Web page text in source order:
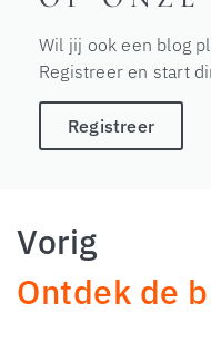
Wil jij ook een blog
Registreer en start
Registreer
Vorig